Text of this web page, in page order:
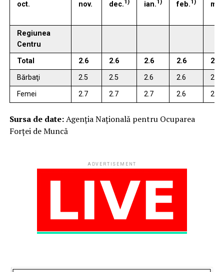
oct. nov. dec.1) ian.1) feb.1)
Regiunea
Centru
Total
2.6 2.6 2.6 2.6
2.6
Bărbaţi
2.5 2.5 2.6 2.6
2.6
Femei
2.7 2.7 2.7 2.6 2.6
Sursa de date:Agenţia Naţională pentru Ocuparea
Forţei de Muncă
ADVERTISEMENT